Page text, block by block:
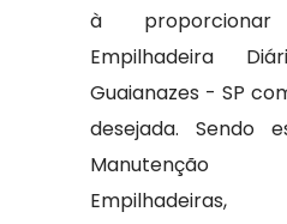
à
Empilhadeira
Guaianazes - SP
desejada. Sendo
Manutenção